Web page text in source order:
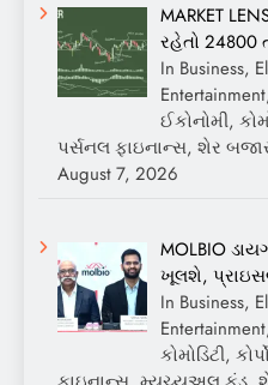
MARKET
રહેતો 24800
In Business,
ઈકોનોમી,
પર્સનલ ફાઇનાન્સ, શેર
August 7, 2026
MOLBIO
ખૂલશે,
In Business,
કોમોડિટી,